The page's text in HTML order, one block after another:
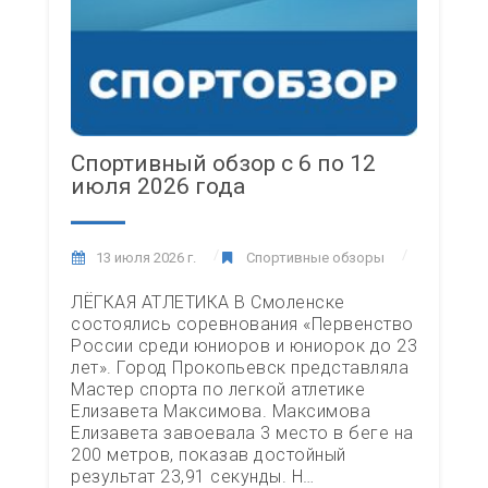
Спортивный обзор с 6 по 12
июля 2026 года
13 июля 2026 г. Спортивные обзоры
ЛЁГКАЯ АТЛЕТИКА В Смоленске
состоялись соревнования «Первенство
России среди юниоров и юниорок до 23
лет». Город Прокопьевск представляла
Мастер спорта по легкой атлетике
Елизавета Максимова. Максимова
Елизавета завоевала 3 место в беге на
200 метров, показав достойный
результат 23,91 секунды. Н…